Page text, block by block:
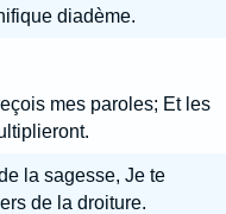
diadème.
mes paroles; Et les
la sagesse, Je te
de la droiture.